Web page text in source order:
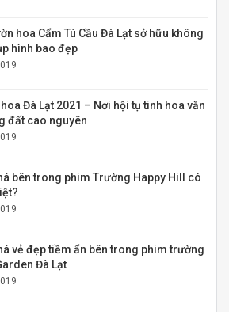
hoa Cẩm Tú Cầu Đà Lạt sở hữu không
hình bao đẹp
Đà Lạt 2021 – Nơi hội tụ tinh hoa văn
đất cao nguyên
bên trong phim Trường Happy Hill có
vẻ đẹp tiềm ẩn bên trong phim trường
Đà Lạt